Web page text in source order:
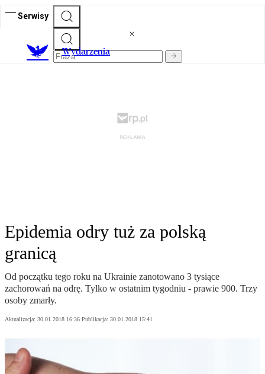
Serwisy
Wydarzenia
Epidemia odry tuż za polską
granicą
Od początku tego roku na Ukrainie zanotowano 3 tysiące
zachorowań na odrę. Tylko w ostatnim tygodniu - prawie 900. Trzy
osoby zmarły.
Aktualizacja: 30.01.2018 16:36 Publikacja: 30.01.2018 15:41